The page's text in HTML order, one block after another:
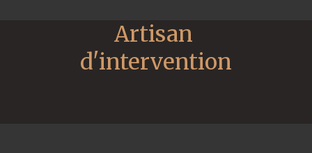
Artisan
d'intervention